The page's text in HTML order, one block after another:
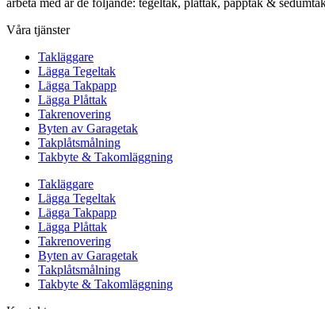
arbeta med är de följande: tegeltak, plåttak, papptak &
Våra tjänster
Takläggare
Lägga Tegeltak
Lägga Takpapp
Lägga Plåttak
Takrenovering
Byten av Garagetak
Takplåtsmålning
Takbyte & Takomläggning
Takläggare
Lägga Tegeltak
Lägga Takpapp
Lägga Plåttak
Takrenovering
Byten av Garagetak
Takplåtsmålning
Takbyte & Takomläggning